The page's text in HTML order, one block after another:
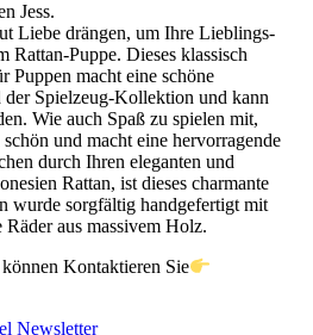
Jess.
Liebe drängen, um Ihre Lieblings-
Rattan-Puppe. Dieses klassisch
Puppen macht eine schöne
Spielzeug-Kollektion und kann
Wie auch Spaß zu spielen mit,
und macht eine hervorragende
durch Ihren eleganten und
Rattan, ist dieses charmante
wurde sorgfältig handgefertigt mit
aus massivem Holz.
Kontaktieren Sie
Newsletter